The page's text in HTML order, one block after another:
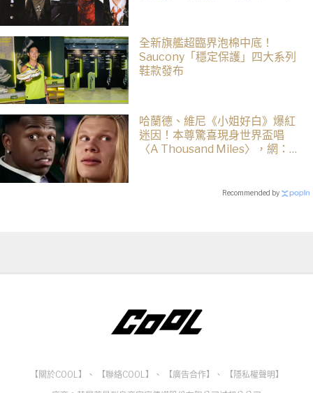
全新旗艦超臨界泡棉中底！
Saucony「穩定保護」四大系列
鞋款發布
哈蘭德、維尼《小姐好白》爆紅
迷因！本尊驚喜現身世界盃唱
〈A Thousand Miles〉，網：文
Recommended by
【關於COOL】 、 【聯絡COOL】 、 【廣告合作】 、
【隱私權聲明】